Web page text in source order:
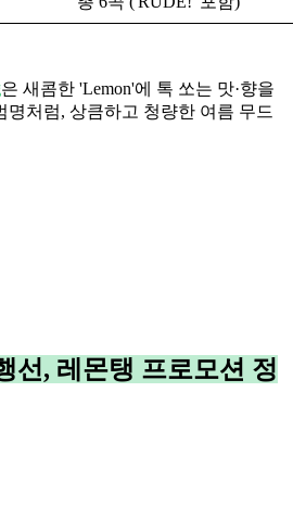
은 새콤한 'Lemon'에 톡 쏘는 맛·향을
명처럼, 상큼하고 청량한 여름 무드
선, 레몬탱 프로모션 정